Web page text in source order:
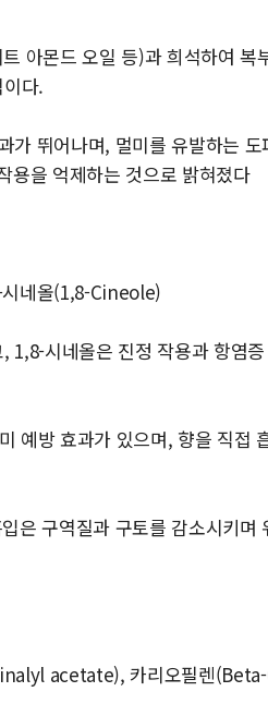
아몬드 오일 등)과 희석하여 복
다.
가 뛰어나며, 멀미를 유발하는
을 억제하는 것으로 밝혀졌다
네올(1,8-Cineole)
1,8-시네올은 진정 작용과 항염
예방 효과가 있으며, 향을 직접
은 구역질과 구토를 감소시키며
acetate), 카리오필렌